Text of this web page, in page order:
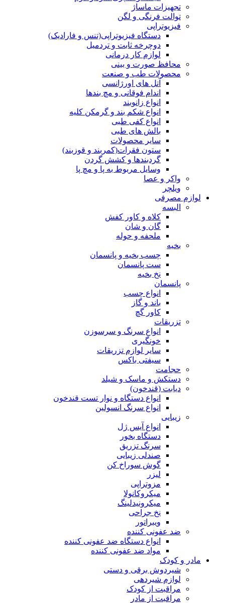
تجهیزات ماساژ
توالت فرنگی و لگن
فیزیوتراپی
دستگاه فیزیوتراپی(تنس و فارادیک)
دوچرخه ثابت و تردمیل
لوازم کار درمانی
محافظ صورت و بینی
محصولات طب و صنعت
آتل های اورژانسی
اندام فوقانی و مچ بندها
انواع زانوبند
انواع شکم بند و گرمکن کلیه
انواع کفی طبی
بالش های طبی
سایر محصولات
ستون فقرات(کمربند و قوزبند)
گردبندها و کشش گردن
وسایل مربوط به پا و مچ پا
واکر و عصا
ویلچر
لوازم مصرفی
البسه
کلاه و کاور کفش
گان و شان
ملحفه و حوله
بخیه
چسب بخیه و پانسمان
ست پانسمان
نخ بخیه
پانسمان
انواع چسب
باند و گاز
کاور گچ
تزریقات
انواع سرنگ و سرسوزن
خونگیری
سایر لوازم تزریقات
سیفتی باکس
حجامت
دستکش و ماسک و شیلد
دیابت (قندخون)
انواع دستگاه و نوار تست قندخون
انواع سرنگ انسولین
زیبایی
انواع آیس ژل
دستگاه بخور
سرنگ تزریق
صندلی زیبایی
گوش سوراخ کن
لیزر
مزوتراپی
میکروکانولا
میکرونیدلینگ
نخ جراحی
ویبراتور
ضد عفونی کننده
انواع دستگاه ضد عفونی کننده
مواد ضد عفونی کننده
مادر و کودک
شیردوش برقی و دستی
لوازم شیردهی
مراقبت از کودک
مراقبت از مادر